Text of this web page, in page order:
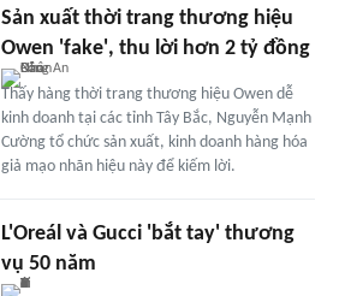
Sản xuất thời trang thương hiệu
Owen 'fake', thu lời hơn 2 tỷ đồng
Thấy hàng thời trang thương hiệu Owen dễ
kinh doanh tại các tỉnh Tây Bắc, Nguyễn Mạnh
Cường tổ chức sản xuất, kinh doanh hàng hóa
giả mạo nhãn hiệu này để kiếm lời.
L'Oreál và Gucci 'bắt tay' thương
vụ 50 năm